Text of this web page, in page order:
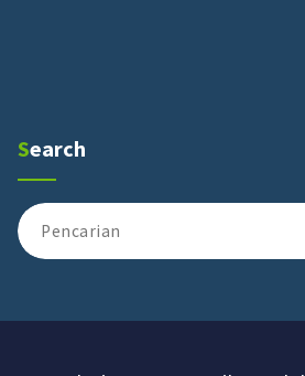
Search
Pencarian
untuk: